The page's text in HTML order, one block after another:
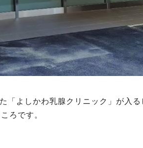
「よしかわ乳腺クリニック」が入
ろです。